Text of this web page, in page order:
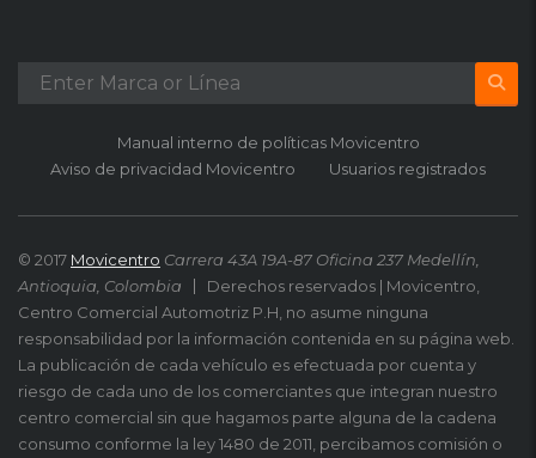
Manual interno de políticas Movicentro
Aviso de privacidad Movicentro
Usuarios registrados
© 2017 Movicentro Carrera 43A 19A-87 Oficina 237 Medellín,
Antioquia, Colombia
Derechos reservados | Movicentro,
Centro Comercial Automotriz P.H, no asume ninguna
responsabilidad por la información contenida en su página web.
La publicación de cada vehículo es efectuada por cuenta y
riesgo de cada uno de los comerciantes que integran nuestro
centro comercial sin que hagamos parte alguna de la cadena
consumo conforme la ley 1480 de 2011, percibamos comisión o